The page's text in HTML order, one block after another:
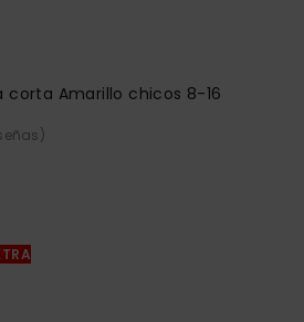
a
las preguntas
de
Amarillo chicos 8-16